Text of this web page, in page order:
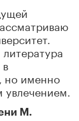
но именно
М.